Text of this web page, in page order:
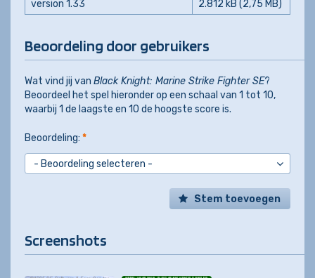
version 1.33
2.812 kB (2,75 MB)
Beoordeling door gebruikers
Wat vind jij van Black Knight: Marine Strike Fighter SE?
Beoordeel het spel hieronder op een schaal van 1 tot 10,
waarbij 1 de laagste en 10 de hoogste score is.
Beoordeling: *
Stem toevoegen
Screenshots